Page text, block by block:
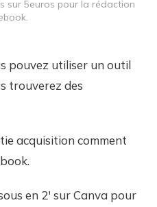
sur 5euros pour la rédaction
pouvez utiliser un outil
trouverez des
acquisition comment
en 2' sur Canva pour